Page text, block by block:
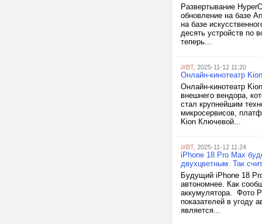
Развертывание
обновление на базе
на базе
десять устройств по
теперь...
iXBT, 2025-11-12 11:20
Онлайн-кинотеатр
Онлайн-кинотеатр
внешнего вендора,
стал крупнейшим
микросервисов,
Kion Ключевой...
iXBT, 2025-11-12 11:24
iPhone 18 Pro Max
двухцветным. Так
Будущий iPhone 18
автономнее. Как
аккумулятора. Фото
показателей в угоду
является...